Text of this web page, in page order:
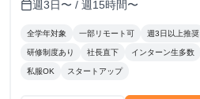
calendar_today週3日〜 / 週15時間〜
全学年対象 一部リモート可 週3日以上推奨
研修制度あり 社長直下 インターン生多数
私服OK スタートアップ